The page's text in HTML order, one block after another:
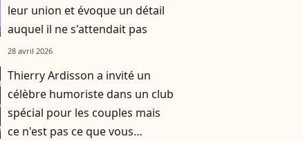
leur union et évoque un détail
auquel il ne s'attendait pas
28 avril 2026
Thierry Ardisson a invité un
célèbre humoriste dans un club
spécial pour les couples mais
ce n'est pas ce que vous